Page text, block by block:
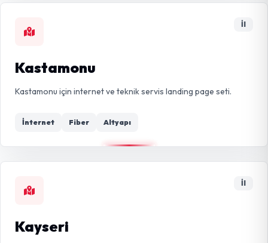
İl
Kastamonu
Kastamonu için internet ve teknik servis landing page seti.
İnternet Fiber Altyapı
İl
Kayseri